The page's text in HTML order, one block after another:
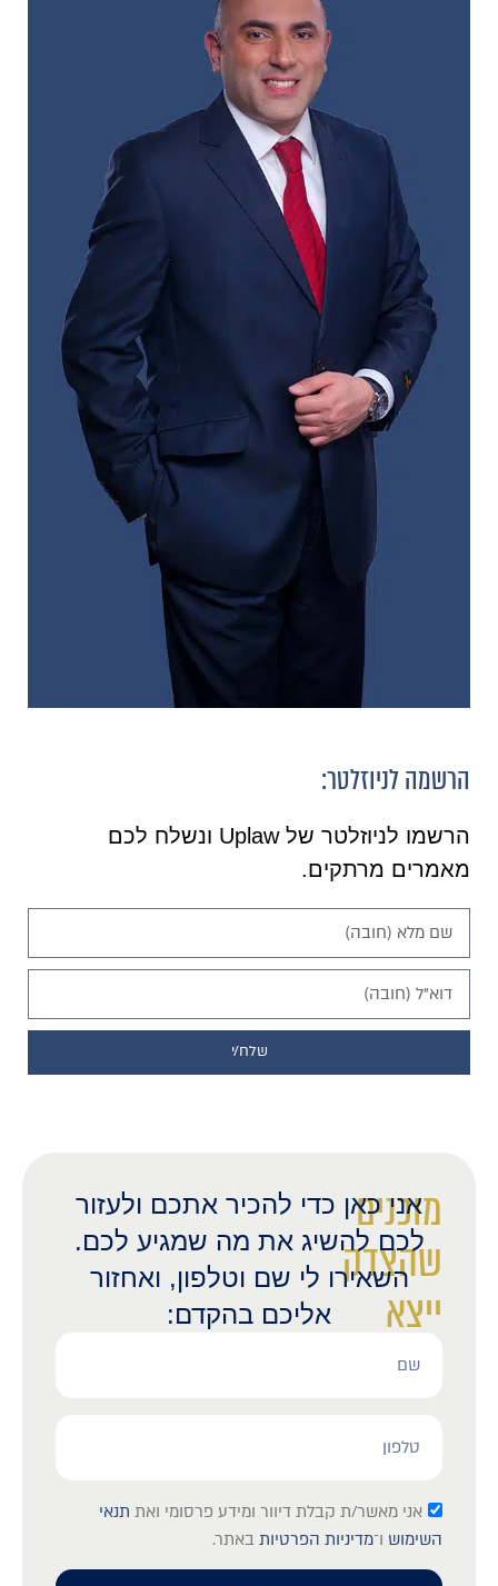
הרשמה לניוזלטר:
הרשמו לניוזלטר של Uplaw ונשלח לכם
מאמרים מרתקים.
שלח/י
מוכנים
שהצדק
ייצא
לאור?
אני כאן כדי להכיר אתכם ולעזור
לכם להשיג את מה שמגיע לכם.
השאירו לי שם וטלפון, ואחזור
אליכם בהקדם:
אני מאשר/ת קבלת דיוור ומידע פרסומי ואת תנאי
השימוש ו־מדיניות הפרטיות באתר.